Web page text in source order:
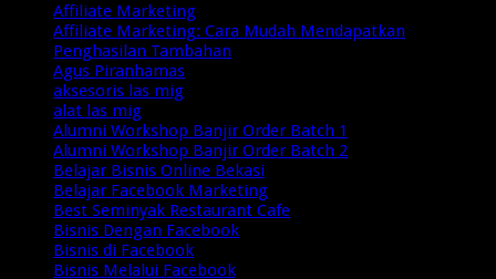
Affiliate Marketing
Affiliate Marketing: Cara Mudah Mendapatkan
Penghasilan Tambahan
Agus Piranhamas
aksesoris las mig
alat las mig
Alumni Workshop Banjir Order Batch 1
Alumni Workshop Banjir Order Batch 2
Belajar Bisnis Online Bekasi
Belajar Facebook Marketing
Best Seminyak Restaurant Cafe
Bisnis Dengan Facebook
Bisnis di Facebook
Bisnis Melalui Facebook